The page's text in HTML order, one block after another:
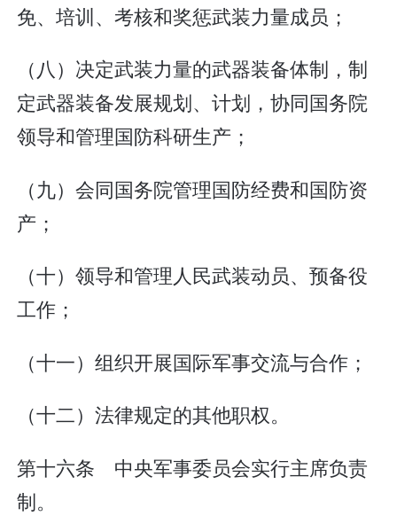
免、培训、考核和奖惩武装力量成员；
（八）决定武装力量的武器装备体制，制
定武器装备发展规划、计划，协同国务院
领导和管理国防科研生产；
（九）会同国务院管理国防经费和国防资
产；
（十）领导和管理人民武装动员、预备役
工作；
（十一）组织开展国际军事交流与合作；
（十二）法律规定的其他职权。
第十六条 中央军事委员会实行主席负责
制。